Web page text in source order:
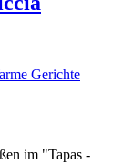
Gerichte
im "Tapas -